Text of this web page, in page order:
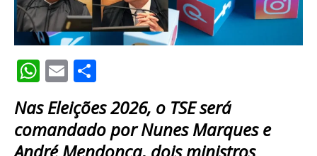
W
h
at
s
E
m
ai
l
ar
e
Nas Eleições 2026, o TSE será
comandado por Nunes Marques e